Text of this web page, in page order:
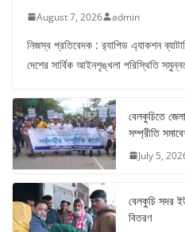
August 7, 2026 admin
নিজস্ব প্রতিবেদক : র‌্যাপিড এ্যাকশন
দেশের সার্বিক আইনশৃঙ্খলা পরিস্থিতি
বেলকুচিতে
সম্প্রীতি
July 5,
বেলকুচি সদর
বিতরণ